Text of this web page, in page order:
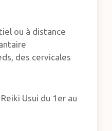
ou à distance
des cervicales
Usui du 1er au